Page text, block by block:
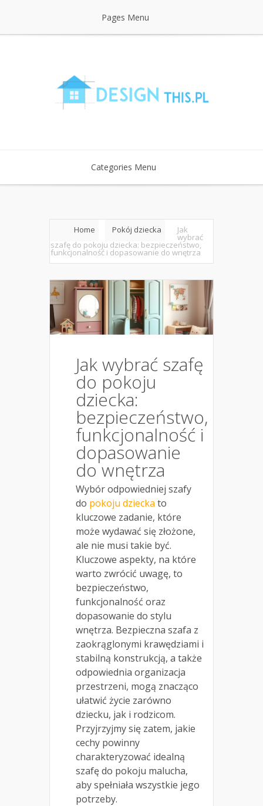
Pages Menu
Categories Menu
Home Pokój dziecka Jak
wybrać
szafę do pokoju dziecka: bezpieczeństwo,
funkcjonalność i dopasowanie do wnętrza
Jak wybrać szafę
do pokoju
dziecka:
bezpieczeństwo,
funkcjonalność i
dopasowanie
do wnętrza
Wybór odpowiedniej szafy
do pokoju dziecka to
kluczowe zadanie, które
może wydawać się złożone,
ale nie musi takie być.
Kluczowe aspekty, na które
warto zwrócić uwagę, to
bezpieczeństwo,
funkcjonalność oraz
dopasowanie do stylu
wnętrza. Bezpieczna szafa z
zaokrąglonymi krawędziami i
stabilną konstrukcją, a także
odpowiednia organizacja
przestrzeni, mogą znacząco
ułatwić życie zarówno
dziecku, jak i rodzicom.
Przyjrzyjmy się zatem, jakie
cechy powinny
charakteryzować idealną
szafę do pokoju malucha,
aby spełniała wszystkie jego
potrzeby.